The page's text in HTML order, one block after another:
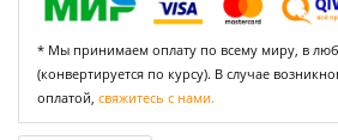
* Мы принимаем оплату по всему миру, в
(конвертируется по курсу). В случае
оплатой, свяжитесь с нами.